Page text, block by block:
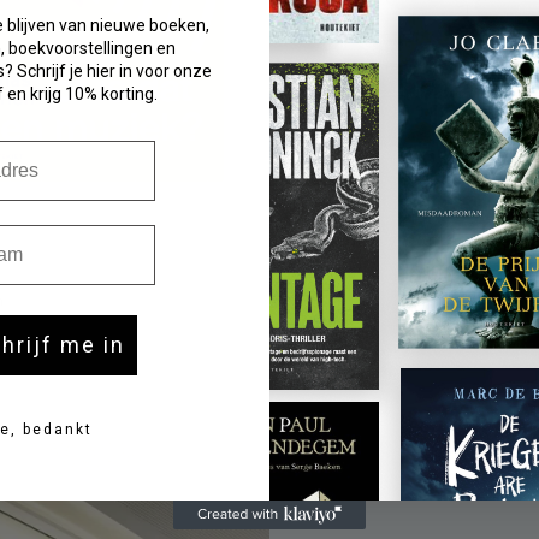
Aan winkelwagen
toevoegen
Aan winkelwagen
toevoegen
PAPERBACK / SOFTBACK
Klank
Tomas Serrien
Normale
prijs
€ 21,99
van nieuwe boeken,
boekvoorstellingen en
Schrijf je hier in voor onze
krijg 10% korting.
me in
bedankt